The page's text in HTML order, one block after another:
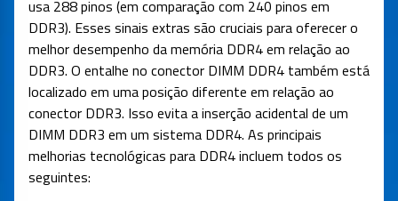
usa 288 pinos (em comparação com 240 pinos em
DDR3). Esses sinais extras são cruciais para oferecer o
melhor desempenho da memória DDR4 em relação ao
DDR3. O entalhe no conector DIMM DDR4 também está
localizado em uma posição diferente em relação ao
conector DDR3. Isso evita a inserção acidental de um
DIMM DDR3 em um sistema DDR4. As principais
melhorias tecnológicas para DDR4 incluem todos os
seguintes: